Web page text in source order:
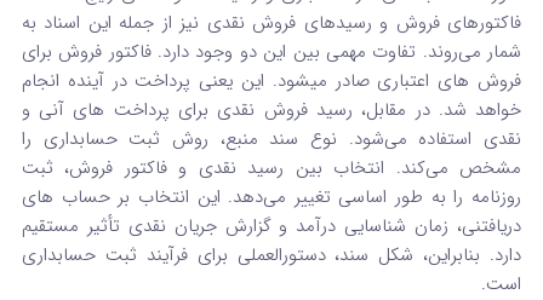
فاکتورهای فروش و رسیدهای فروش نقدی نیز از جمله این اسناد به
شمار می‌روند. تفاوت مهمی بین این دو وجود دارد. فاکتور فروش برای
فروش‌ های اعتباری صادر میشود. این یعنی پرداخت در آینده انجام
خواهد شد. در مقابل، رسید فروش نقدی برای پرداخت های آنی و
نقدی استفاده می‌شود. نوع سند منبع، روش ثبت حسابداری را
مشخص می‌کند. انتخاب بین رسید نقدی و فاکتور فروش، ثبت
روزنامه را به طور اساسی تغییر می‌دهد. این انتخاب بر حساب های
دریافتنی، زمان شناسایی درآمد و گزارش جریان نقدی تأثیر مستقیم
دارد. بنابراین، شکل سند، دستورالعملی برای فرآیند ثبت حسابداری
است.